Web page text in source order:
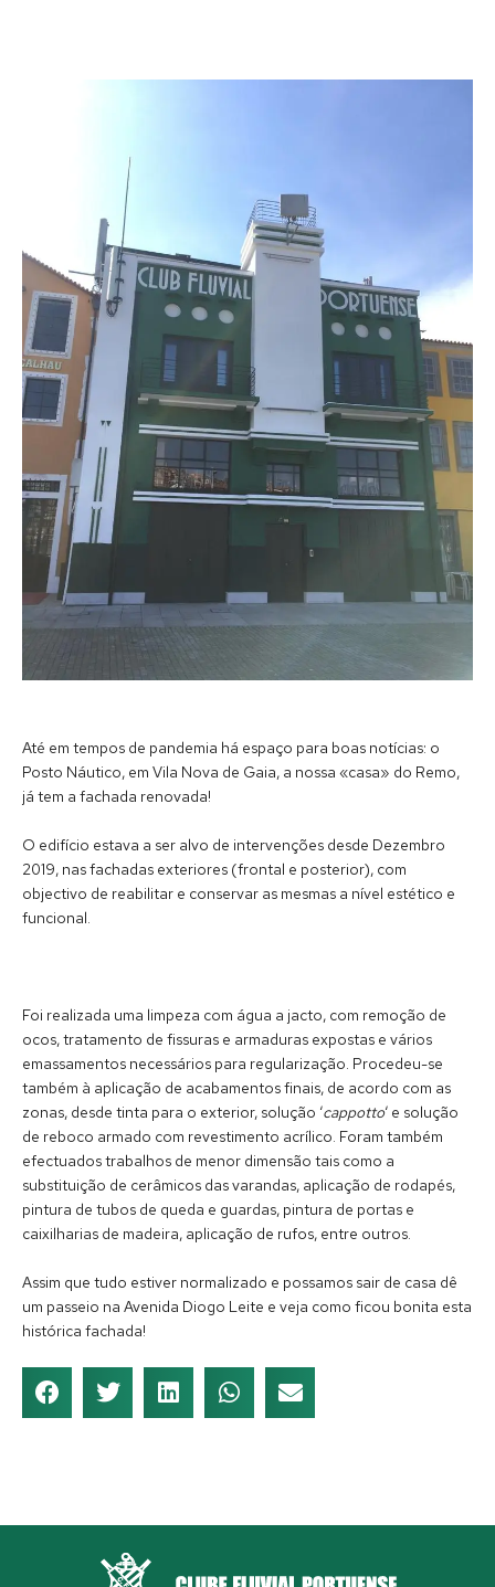
Até em tempos de pandemia há espaço para boas notícias: o
Posto Náutico, em Vila Nova de Gaia, a nossa «casa» do Remo,
já tem a fachada renovada!
O edifício estava a ser alvo de intervenções desde Dezembro
2019, nas fachadas exteriores (frontal e posterior), com
objectivo de reabilitar e conservar as mesmas a nível estético e
funcional.
Foi realizada uma limpeza com água a jacto, com remoção de
ocos, tratamento de fissuras e armaduras expostas e vários
emassamentos necessários para regularização. Procedeu-se
também à aplicação de acabamentos finais, de acordo com as
zonas, desde tinta para o exterior, solução ‘cappotto‘ e solução
de reboco armado com revestimento acrílico. Foram também
efectuados trabalhos de menor dimensão tais como a
substituição de cerâmicos das varandas, aplicação de rodapés,
pintura de tubos de queda e guardas, pintura de portas e
caixilharias de madeira, aplicação de rufos, entre outros.
Assim que tudo estiver normalizado e possamos sair de casa dê
um passeio na Avenida Diogo Leite e veja como ficou bonita esta
histórica fachada!